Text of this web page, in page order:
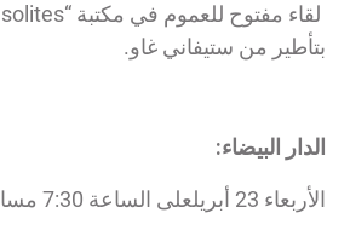
بتأطير من ستيفاني غاو.
الدار البيضاء:
الأربعاء 23 أبريل على الساعة 7:30 مساء: